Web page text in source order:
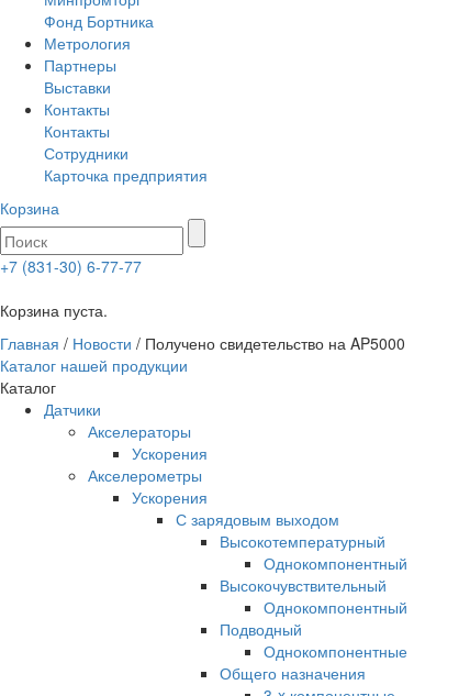
Фонд Бортника
Метрология
Партнеры
Выставки
Контакты
Контакты
Сотрудники
Карточка предприятия
Корзина
+7 (831-30) 6-77-77
Корзина пуста.
Главная / Новости / Получено свидетельство на AP5000
Каталог нашей продукции
Каталог
Датчики
Акселераторы
Ускорения
Акселерометры
Ускорения
С зарядовым выходом
Высокотемпературный
Однокомпонентный
Высокочувствительный
Однокомпонентный
Подводный
Однокомпонентные
Общего назначения